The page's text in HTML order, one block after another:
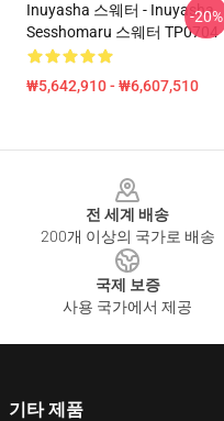
Inuyasha 스웨터 - Inuyasha
Sesshomaru 스웨터 TP0704
₩5,642,910 - ₩6,607,510
-20%
전 세계 배송
200개 이상의 국가로 배송
국제 보증
사용 국가에서 제공
기타 제품